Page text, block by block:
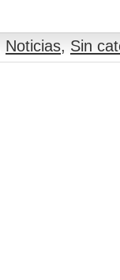
Noticias, Sin